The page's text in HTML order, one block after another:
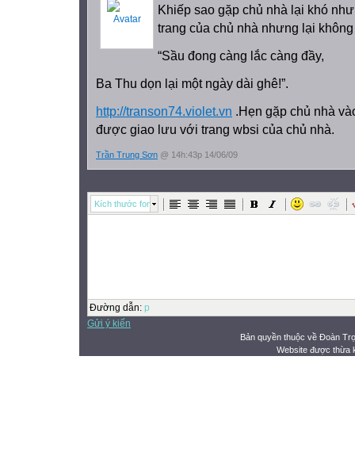
Khiếp sao gặp chủ nhà lại khó
trang của chủ nhà nhưng lại
“Sầu đong càng lắc càng đầy,
Ba Thu dọn lại một ngày dài ghê!”.
http://transon74.violet.vn .Hẹn gặp chủ nhà
được giao lưu với trang wbsi của chủ nhà.
Trần Trung Sơn @ 14h:43p 14/06/09
Kích thước font
Đường dẫn: p
Gửi ý kiến
Bản quyền thuộc về Đoàn
Website được thừa